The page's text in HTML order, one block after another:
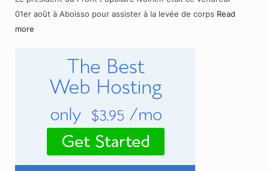
01er août à Aboisso pour assister à la levée de corps Read
more